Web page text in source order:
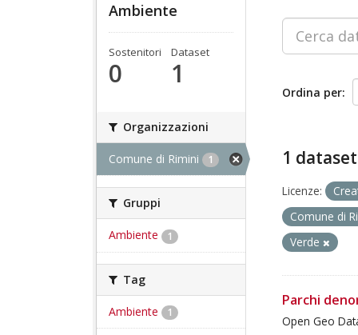
Ambiente
Sostenitori
0
Dataset
1
Organizzazioni
Comune di Rimini 1
Gruppi
Ambiente 1
Tag
Ambiente 1
Ordina per
1
Licenze:
Comune di
Verde
Parchi
Open Geo